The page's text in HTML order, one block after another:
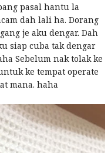
pasal hantu la
dah lali ha. Dorang
je aku dengar. Dah
siap cuba tak dengar
Sebelum nak tolak ke
ke tempat operate
mana. haha